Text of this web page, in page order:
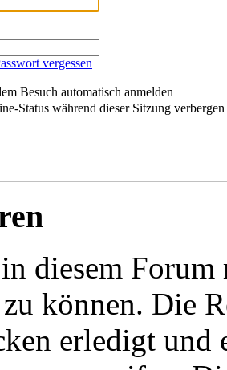
vergessen
Besuch automatisch anmelden
Status während dieser Sitzung verbergen
diesem
können. Die
erledigt und